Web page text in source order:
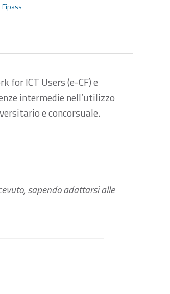
Eipass
for ICT Users (e-CF) e
intermedie nell’utilizzo
e concorsuale.
sapendo adattarsi alle